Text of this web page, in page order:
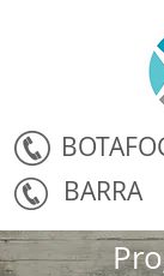
BARRA